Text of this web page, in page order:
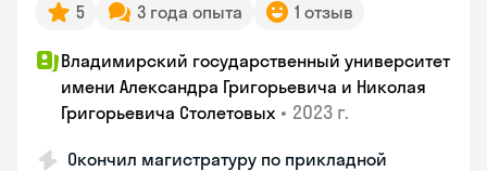
5 3 года опыта 1 отзыв
Владимирский государственный университет
имени Александра Григорьевича и Николая
Григорьевича Столетовых • 2023 г.
Окончил магистратуру по прикладной